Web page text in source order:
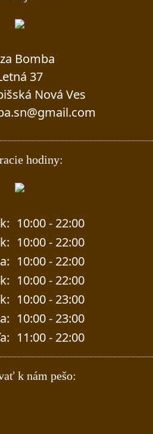
Bomba
37
Nová Ves
hodiny:
10:00 - 22:00
10:00 - 22:00
10:00 - 22:00
10:00 - 22:00
10:00 - 23:00
10:00 - 23:00
11:00 - 22:00
k nám pešo: